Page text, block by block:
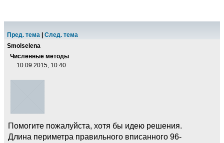
Пред. тема
След. тема
Smolselena
Численные методы
10.09.2015, 10:40
Помогите пожалуйста, хотя бы идею решения.
Длина периметра правильного вписанного 96-